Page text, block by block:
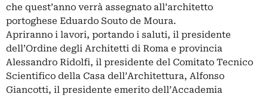
che quest’anno verrà assegnato all’architetto
portoghese Eduardo Souto de Moura.
Apriranno i lavori, portando i saluti, il presidente
dell’Ordine degli Architetti di Roma e provincia
Alessandro Ridolfi, il presidente del Comitato Tecnico
Scientifico della Casa dell’Architettura, Alfonso
Giancotti, il presidente emerito dell’Accademia